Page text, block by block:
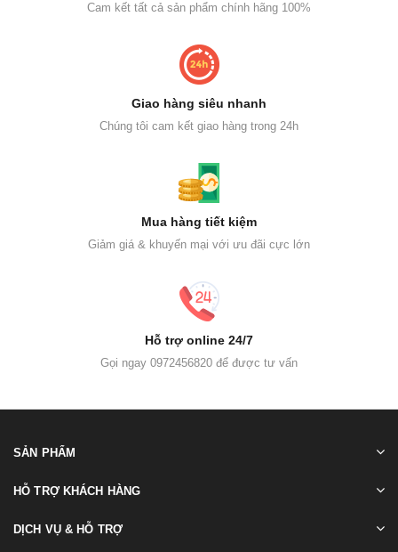
Cam kết tất cả sản phẩm chính hãng 100%
Giao hàng siêu nhanh
Chúng tôi cam kết giao hàng trong 24h
Mua hàng tiết kiệm
Giảm giá & khuyến mại với ưu đãi cực lớn
Hỗ trợ online 24/7
Gọi ngay 0972456820 để được tư vấn
SẢN PHẨM
HỖ TRỢ KHÁCH HÀNG
DỊCH VỤ & HỖ TRỢ